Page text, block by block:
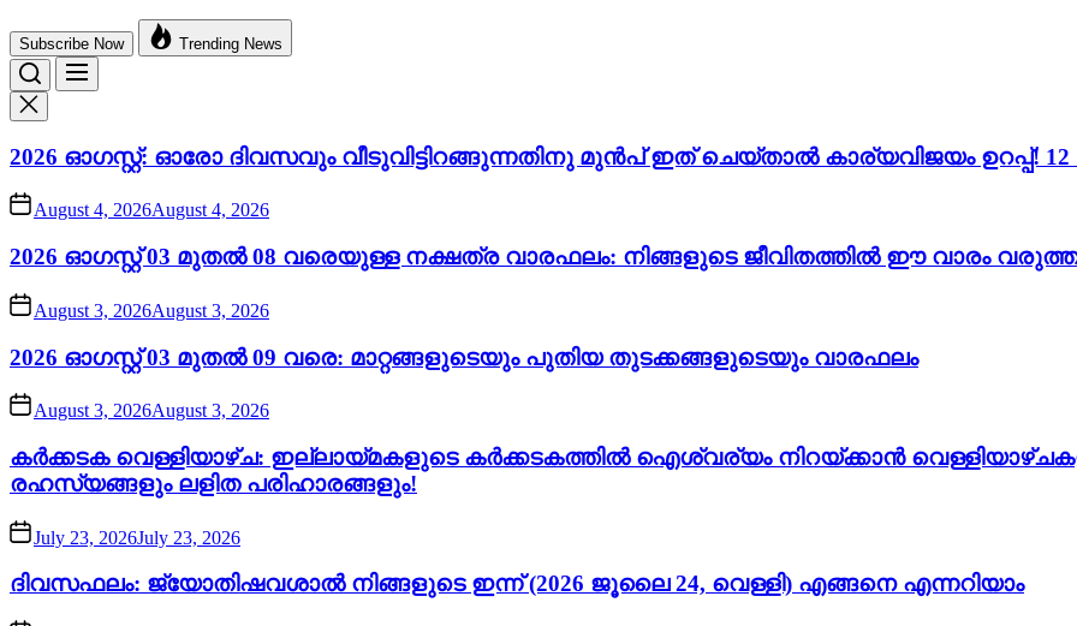
Subscribe Now Trending News
2026 ഓഗസ്റ്റ്: ഓരോ ദിവസവും വീടുവിട്ടിറങ്ങുന്നതിനു മുൻപ് ഇത് ചെയ്താൽ കാര്യവിജയം ഉറപ്പ്!
August 4, 2026August 4, 2026
2026 ഓഗസ്റ്റ് 03 മുതൽ 08 വരെയുള്ള നക്ഷത്ര വാരഫലം: നിങ്ങളുടെ ജീവിതത്തിൽ ഈ വാരം
August 3, 2026August 3, 2026
2026 ഓഗസ്റ്റ് 03 മുതൽ 09 വരെ: മാറ്റങ്ങളുടെയും പുതിയ തുടക്കങ്ങളുടെയും വാരഫലം
August 3, 2026August 3, 2026
കർക്കടക വെള്ളിയാഴ്ച: ഇല്ലായ്മകളുടെ കർക്കടകത്തിൽ ഐശ്വര്യം നിറയ്ക്കാൻ
രഹസ്യങ്ങളും ലളിത പരിഹാരങ്ങളും!
July 23, 2026July 23, 2026
ദിവസഫലം: ജ്യോതിഷവശാൽ നിങ്ങളുടെ ഇന്ന്‌ (2026 ജൂലൈ 24, വെള്ളി) എങ്ങനെ എന്നറിയാം